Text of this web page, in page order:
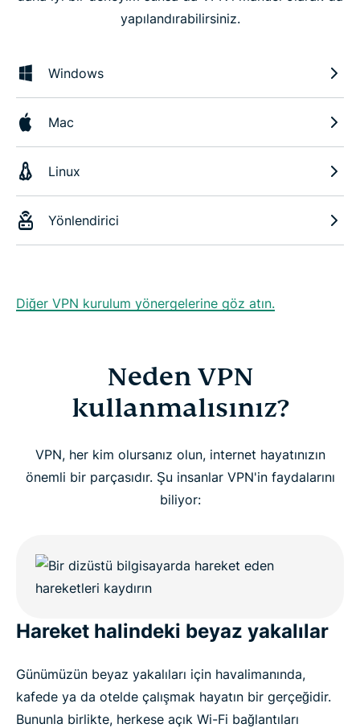
yapılandırabilirsiniz.
Windows
Mac
Linux
Yönlendirici
Diğer VPN kurulum yönergelerine göz atın.
Neden VPN
kullanmalısınız?
VPN, her kim olursanız olun, internet hayatınızın
önemli bir parçasıdır. Şu insanlar VPN'in faydalarını
biliyor:
Hareket halindeki beyaz yakalılar
Günümüzün beyaz yakalıları için havalimanında,
kafede ya da otelde çalışmak hayatın bir gerçeğidir.
Bununla birlikte, herkese açık Wi-Fi bağlantıları